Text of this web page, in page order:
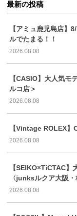
最新の投稿
【アミュ鹿児島店】
ルでたまる！！
2026.08.08
【CASIO】大人気
ルコ店＞
2026.08.08
【Vintage ROLEX】
2026.08.08
【SEIKO×TiCTAC
〈junksルクア大阪・
2026.08.08